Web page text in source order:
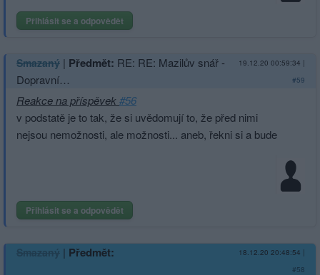
Přihlásit se a odpovědět
Smazaný | Předmět: RE: RE: Mazilův snář -
Dopravní…
19.12.20 00:59:34 |
#59
Reakce na příspěvek#56
v podstatě je to tak, že si uvědomují to, že před nimi
nejsou nemožnosti, ale možnosti... aneb, řekni si a bude
Přihlásit se a odpovědět
Smazaný | Předmět: 18.12.20 20:48:54 |
#58